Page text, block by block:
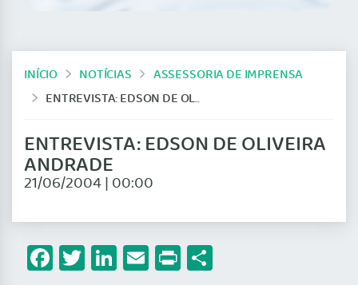
INÍCIO NOTÍCIAS
ASSESSORIA DE IMPRENSA
ENTREVISTA: EDSON DE OLIVEIRA ANDRADE
ENTREVISTA: EDSON DE OLIVEIRA
ANDRADE
21/06/2004 | 00:00
Facebook
Twitter
LinkedIn
Email
Print